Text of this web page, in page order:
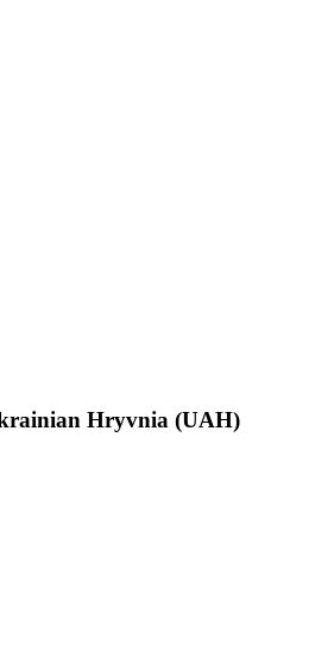
Hryvnia (UAH)